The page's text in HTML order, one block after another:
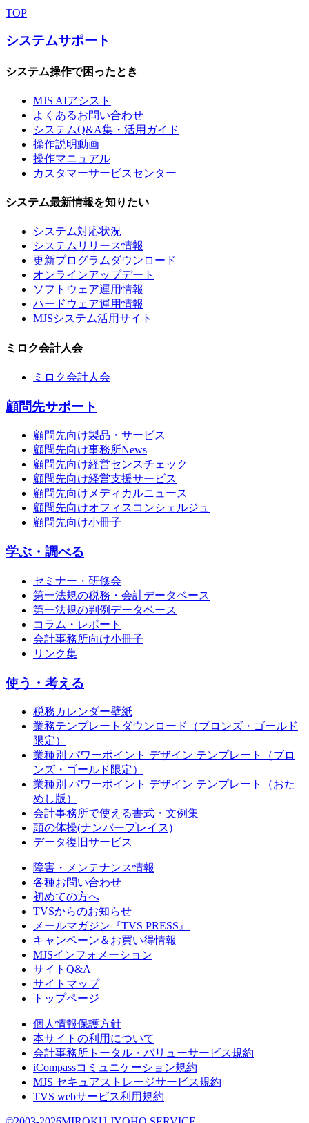
TOP
システムサポート
システム操作で困ったとき
MJS AIアシスト
よくあるお問い合わせ
システムQ&A集・活用ガイド
操作説明動画
操作マニュアル
カスタマーサービスセンター
システム最新情報を知りたい
システム対応状況
システムリリース情報
更新プログラムダウンロード
オンラインアップデート
ソフトウェア運用情報
ハードウェア運用情報
MJSシステム活用サイト
ミロク会計人会
ミロク会計人会
顧問先サポート
顧問先向け製品・サービス
顧問先向け事務所News
顧問先向け経営センスチェック
顧問先向け経営支援サービス
顧問先向けメディカルニュース
顧問先向けオフィスコンシェルジュ
顧問先向け小冊子
学ぶ・調べる
セミナー・研修会
第一法規の税務・会計データベース
第一法規の判例データベース
コラム・レポート
会計事務所向け小冊子
リンク集
使う・考える
税務カレンダー壁紙
業務テンプレートダウンロード（ブロンズ・ゴールド
限定）
業種別 パワーポイント デザイン テンプレート（ブロ
ンズ・ゴールド限定）
業種別 パワーポイント デザイン テンプレート（おた
めし版）
会計事務所で使える書式・文例集
頭の体操(ナンバープレイス)
データ復旧サービス
障害・メンテナンス情報
各種お問い合わせ
初めての方へ
TVSからのお知らせ
メールマガジン『TVS PRESS』
キャンペーン＆お買い得情報
MJSインフォメーション
サイトQ&A
サイトマップ
トップページ
個人情報保護方針
本サイトの利用について
会計事務所トータル・バリューサービス規約
iCompassコミュニケーション規約
MJS セキュアストレージサービス規約
TVS webサービス利用規約